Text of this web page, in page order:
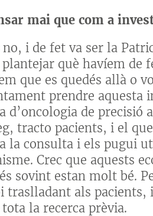
mai que com a
no, i de fet va ser la
plantejar què havíem de
que es quedés allà o
prendre aquesta
d’oncologia de precisió
tracto pacients, i el
la consulta i els pugui
Crec que aquests
sovint estan molt bé.
traslladant als
la recerca prèvia.